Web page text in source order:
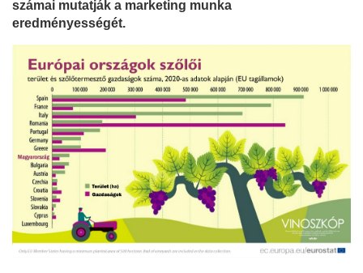
számai mutatják a marketing munka
eredményességét.